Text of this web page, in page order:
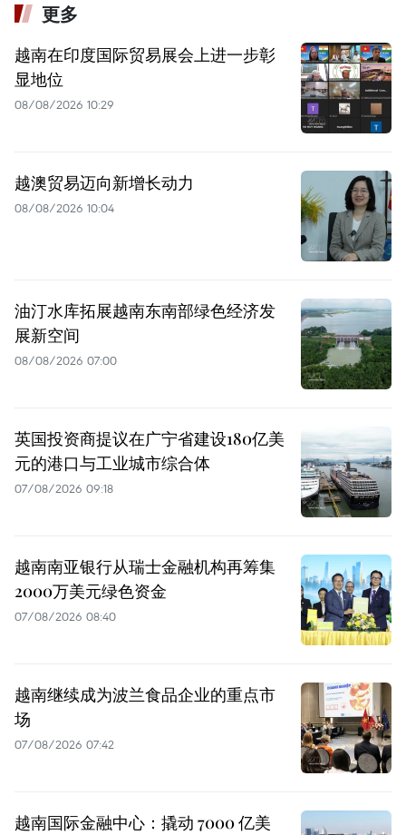
更多
越南在印度国际贸易展会上进一步彰
显地位
08/08/2026 10:29
越澳贸易迈向新增长动力
08/08/2026 10:04
油汀水库拓展越南东南部绿色经济发
展新空间
08/08/2026 07:00
英国投资商提议在广宁省建设180亿美
元的港口与工业城市综合体
07/08/2026 09:18
越南南亚银行从瑞士金融机构再筹集
2000万美元绿色资金
07/08/2026 08:40
越南继续成为波兰食品企业的重点市
场
07/08/2026 07:42
越南国际金融中心：撬动 7000 亿美